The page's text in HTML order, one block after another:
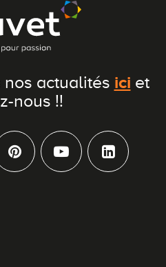
nos actualités ici et
nous !!